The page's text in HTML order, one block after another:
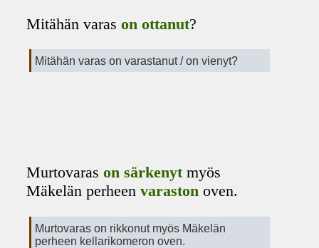
Mitähän varason ottanut?
Mitähän varas on varastanut / on vienyt?
Murtovarason särkenytmyös
Mäkelän perheenvaraston oven.
Murtovaras on rikkonut myös Mäkelän
perheen kellarikomeron oven.